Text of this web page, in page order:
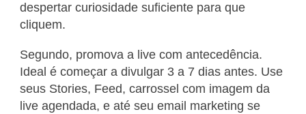
despertar curiosidade suficiente para que
cliquem.
Segundo, promova a live com antecedência.
Ideal é começar a divulgar 3 a 7 dias antes. Use
seus Stories, Feed, carrossel com imagem da
live agendada, e até seu email marketing se